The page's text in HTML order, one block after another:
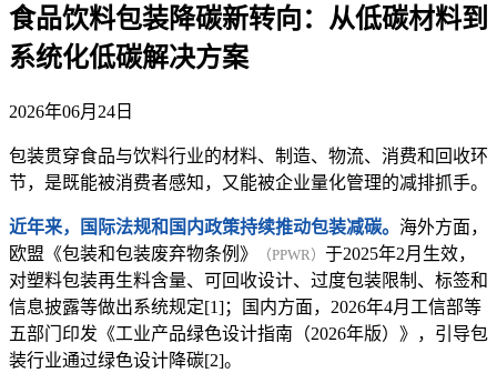
食品饮料包装降碳新转向：从低碳材料到
系统化低碳解决方案
2026年06月24日
包装贯穿食品与饮料行业的材料、制造、物流、消费和回收环
节，是既能被消费者感知，又能被企业量化管理的减排抓手。
近年来，国际法规和国内政策持续推动包装减碳。 海外方面，
欧盟《包装和包装废弃物条例》
（PPWR） 于2025年2月生效，
对塑料包装再生料含量、可回收设计、过度包装限制、标签和
信息披露等做出系统规定[1]；国内方面，2026年4月工信部等
五部门印发《工业产品绿色设计指南（2026年版）》，引导包
装行业通过绿色设计降碳[2]。